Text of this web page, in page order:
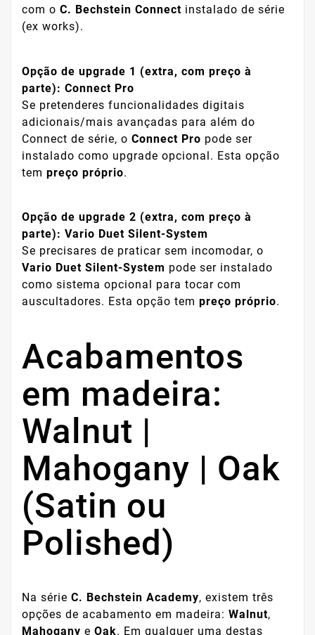
com o C. Bechstein Connect instalado de série
(ex works).
Opção de upgrade 1 (extra, com preço à
parte): Connect Pro
Se pretenderes funcionalidades digitais
adicionais/mais avançadas para além do
Connect de série, o Connect Pro pode ser
instalado como upgrade opcional. Esta opção
tem preço próprio.
Opção de upgrade 2 (extra, com preço à
parte): Vario Duet Silent-System
Se precisares de praticar sem incomodar, o
Vario Duet Silent-System pode ser instalado
como sistema opcional para tocar com
auscultadores. Esta opção tem preço próprio.
Acabamentos
em madeira:
Walnut |
Mahogany | Oak
(Satin ou
Polished)
Na série C. Bechstein Academy, existem três
opções de acabamento em madeira: Walnut,
Mahogany e Oak. Em qualquer uma destas